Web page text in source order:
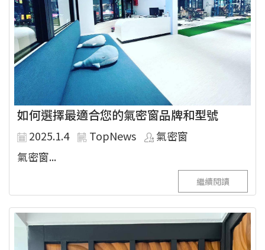
如何選擇最適合您的氣密窗品牌和型號
2025.1.4 TopNews
氣密窗
氣密窗...
繼續閱讀